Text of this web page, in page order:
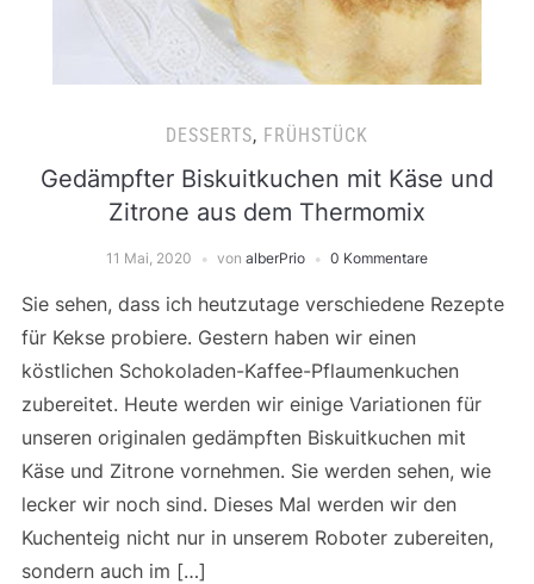
DESSERTS, FRÜHSTÜCK
Gedämpfter Biskuitkuchen mit Käse und
Zitrone aus dem Thermomix
11 Mai, 2020 von alberPrio 0 Kommentare
Sie sehen, dass ich heutzutage verschiedene Rezepte
für Kekse probiere. Gestern haben wir einen
köstlichen Schokoladen-Kaffee-Pflaumenkuchen
zubereitet. Heute werden wir einige Variationen für
unseren originalen gedämpften Biskuitkuchen mit
Käse und Zitrone vornehmen. Sie werden sehen, wie
lecker wir noch sind. Dieses Mal werden wir den
Kuchenteig nicht nur in unserem Roboter zubereiten,
sondern auch im […]